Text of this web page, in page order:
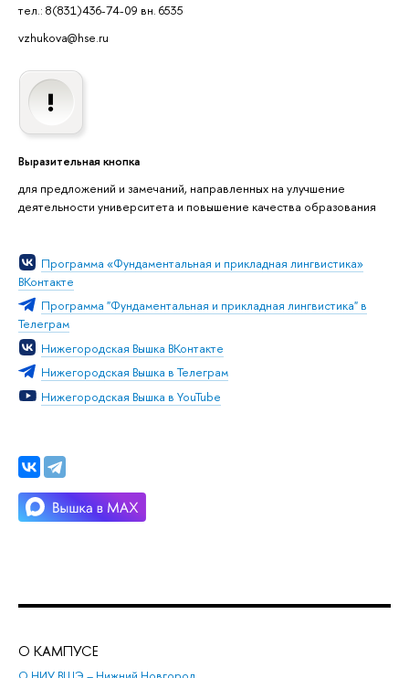
тел.: 8(831)436-74-09 вн. 6535
vzhukova@hse.ru
Выразительная кнопка
для предложений и замечаний, направленных на улучшение
деятельности университета и повышение качества образования
Программа «Фундаментальная и прикладная лингвистика»
ВКонтакте
Программа "Фундаментальная и прикладная лингвистика" в
Телеграм
Нижегородская Вышка ВКонтакте
Нижегородская Вышка в Телеграм
Нижегородская Вышка в YouTube
О КАМПУСЕ